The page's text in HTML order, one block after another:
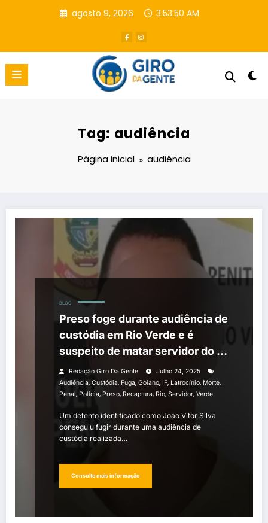
agosto 9, 2026 3:53:51 AM
Tag: audiência
Página inicial audiência
BLOG
Preso foge durante audiência de
custódia em Rio Verde e é
suspeito de matar servidor do IF
Goiano
Redação Giro Da Gente
Julho 24, 2025
Audiência, Custódia, Fuga, Goiano, IF, Latrocínio, Morte,
Penal, Polícia, Preso, Recaptura, Rio, Servidor, Verde
Um detento identificado como João Vitor Silva
conseguiu fugir durante uma audiência de
custódia realizada…
Consulte mais informação